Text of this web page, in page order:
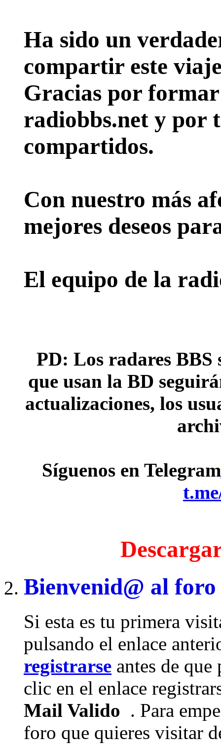
Ha sido un
compartir este
Gracias por
radiobbs.net y por
compartidos.
Con nuestro más
mejores deseos
El equipo de la
PD: Los radares
que usan la BD
actualizaciones, los
Síguenos en Telegram
Bienvenid@ al
Si esta es tu primera
pulsando el enlace
registrarse antes de que
clic en el enlace
Mail Valido . Para
foro que quieres visitar